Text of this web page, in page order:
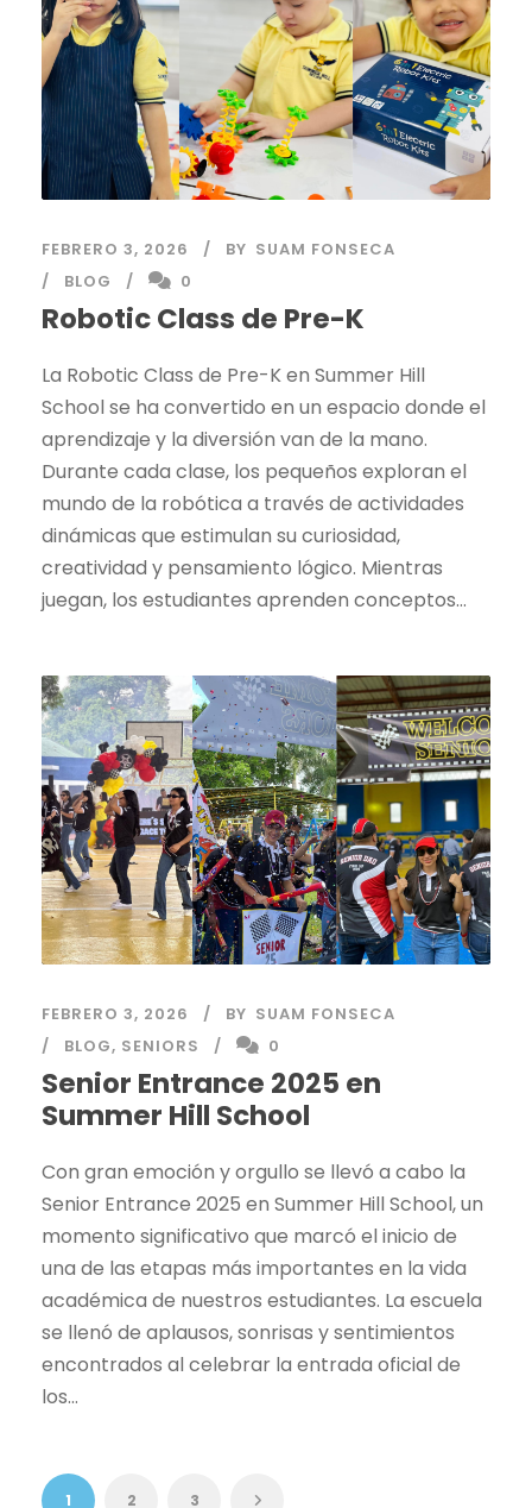
FEBRERO 3, 2026 BY SUAM FONSECA
BLOG
0
Robotic Class de Pre-K
La Robotic Class de Pre-K en Summer Hill
School se ha convertido en un espacio donde el
aprendizaje y la diversión van de la mano.
Durante cada clase, los pequeños exploran el
mundo de la robótica a través de actividades
dinámicas que estimulan su curiosidad,
creatividad y pensamiento lógico. Mientras
juegan, los estudiantes aprenden conceptos...
FEBRERO 3, 2026 BY SUAM FONSECA
BLOG, SENIORS 0
Senior Entrance 2025 en
Summer Hill School
Con gran emoción y orgullo se llevó a cabo la
Senior Entrance 2025 en Summer Hill School, un
momento significativo que marcó el inicio de
una de las etapas más importantes en la vida
académica de nuestros estudiantes. La escuela
se llenó de aplausos, sonrisas y sentimientos
encontrados al celebrar la entrada oficial de
los...
1 2 3